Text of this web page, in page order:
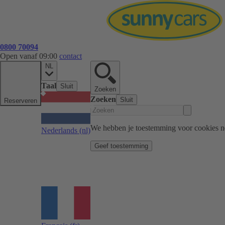
0800 70094
Open vanaf 09:00 contact
Reserveren
NL
Taal Sluit
Nederlands (nl)
Zoeken
Zoeken Sluit
We hebben je toestemming voor cookies
Geef toestemming